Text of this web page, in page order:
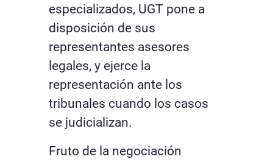
especializados, UGT pone a
disposición de sus
representantes asesores
legales, y ejerce la
representación ante los
tribunales cuando los casos
se judicializan.
Fruto de la negociación